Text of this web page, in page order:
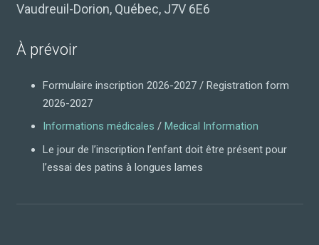
Vaudreuil-Dorion, Québec, J7V 6E6
À prévoir
Formulaire inscription 2026-2027 / Registration form
2026-2027
Informations médicales / Medical Information
Le jour de l’inscription l’enfant doit être présent pour
l’essai des patins à longues lames